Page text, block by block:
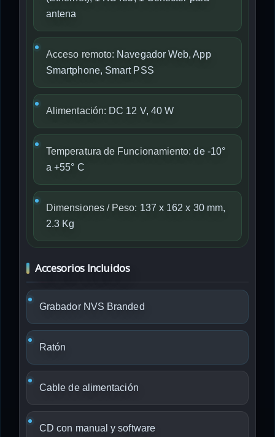
antena
Acceso remoto: Navegador Web, App
Smartphone, Smart PSS
Alimentación: DC 12 V, 40 W
Temperatura de Funcionamiento: de -10°
a +55° C
Dimensiones / Peso: 137 x 162 x 30 mm,
2.3 Kg
Accesorios Incluidos
Grabador NVS Branded
Ratón
Cable de alimentación
CD con manual y software